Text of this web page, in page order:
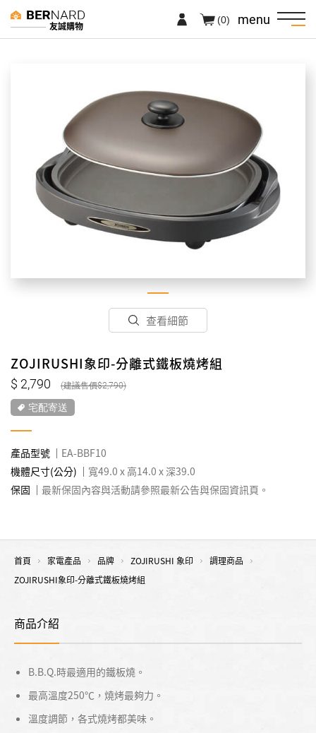
友誠購物 menu
(0)
查看細節
ZOJIRUSHI象印-分離式鐵板燒烤組
2,790 2,790
宅配寄送
產品型號
EA-BBF10
機體尺寸(公分)
寬49.0 x 高14.0 x 深39.0
保固
最新保固內容與活動請參照最新公告與保固資訊頁。
首頁 家電產品 品牌 ZOJIRUSHI 象印
調理商品
ZOJIRUSHI象印-分離式鐵板燒烤組
商品介紹
B.B.Q.時最適用的鐵板燒。
最高溫度250℃，燒烤最夠力。
溫度調節，各式燒烤都美味。